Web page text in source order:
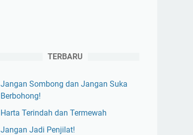
TERBARU
Jangan Sombong dan Jangan Suka
Berbohong!
Harta Terindah dan Termewah
Jangan Jadi Penjilat!